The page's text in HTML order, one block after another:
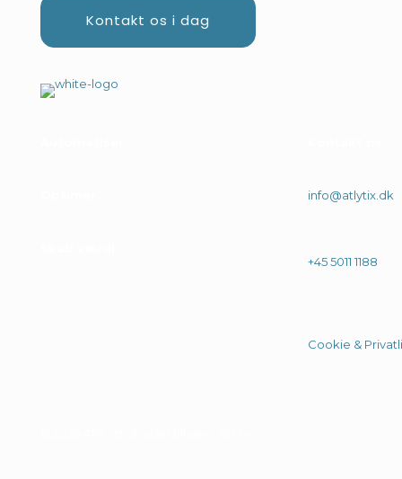
Kontakt os i dag
info@atlytix.dk
+45 5011 1188
Cookie &